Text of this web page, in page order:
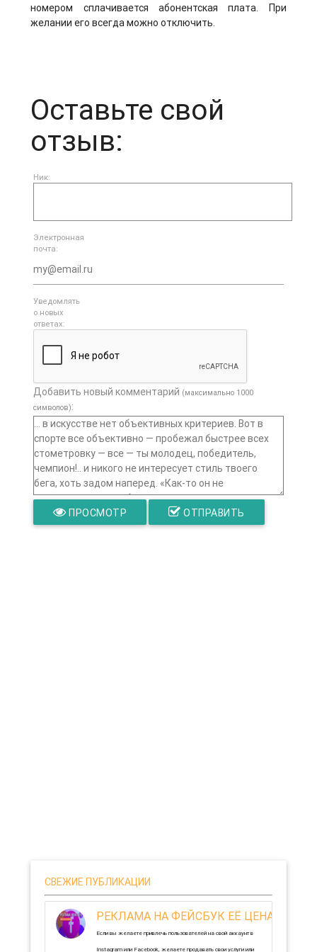
номером сплачивается абонентская плата. При
желании его всегда можно отключить.
Оставьте свой
отзыв:
Ник:
Электронная
почта:
Уведомлять
о новых
ответах:
Добавить новый комментарий (максимально 1000
символов):
ПРОСМОТР ОТПРАВИТЬ
СВЕЖИЕ ПУБЛИКАЦИИ
РЕКЛАМА НА ФЕЙСБУК ЕЁ ЦЕНА И
Если вы желаете привлечь пользователей на свой аккаунт в
Instagram или Facebook, желаете продавать свои услуги или